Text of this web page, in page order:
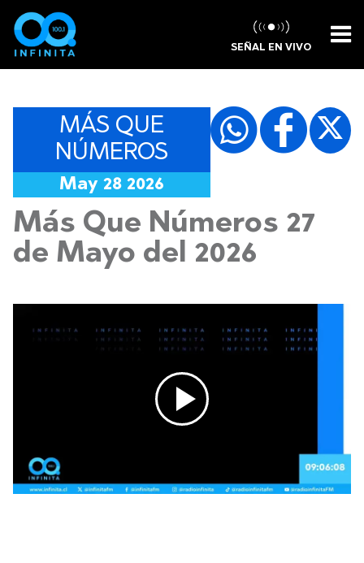
SEÑAL EN VIVO
MÁS QUE
NÚMEROS
May 28 2026
Más Que Números 27
de Mayo del 2026